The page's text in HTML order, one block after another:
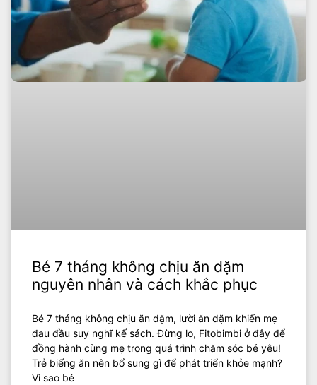
Bé 7 tháng không chịu ăn dặm
nguyên nhân và cách khắc phục
Bé 7 tháng không chịu ăn dặm, lười ăn dặm khiến mẹ
đau đầu suy nghĩ kế sách. Đừng lo, Fitobimbi ở đây để
đồng hành cùng mẹ trong quá trình chăm sóc bé yêu!
Trẻ biếng ăn nên bổ sung gì để phát triển khỏe mạnh?
Vì sao bé